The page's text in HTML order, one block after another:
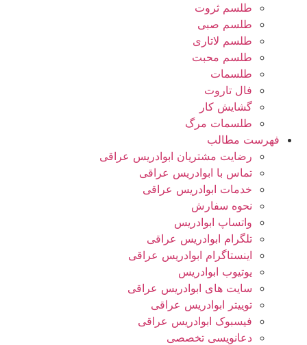
طلسم ثروت
طلسم صبی
طلسم لاتاری
طلسم محبت
طلسمات
فال تاروت
گشایش کار
طلسمات مرگ
فهرست مطالب
رضایت مشتریان ابوادریس عراقی
تماس با ابوادریس عراقی
خدمات ابوادریس عراقی
نحوه سفارش
واتساپ ابوادریس
تلگرام ابوادریس عراقی
اینستاگرام ابوادریس عراقی
یوتیوب ابوادریس
سایت های ابوادریس عراقی
توییتر ابوادریس عراقی
فیسبوک ابوادریس عراقی
دعانویسی تخصصی